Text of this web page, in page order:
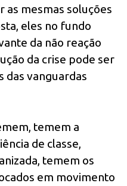
as mesmas soluções
eles no fundo
da não reação
da crise pode ser
das vanguardas
temem a
de classe,
temem os
em movimento